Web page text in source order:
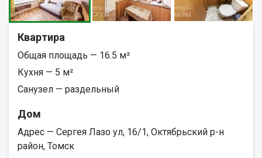
Квартира
Общая площадь — 16.5 м²
Кухня — 5 м²
Санузел — раздельный
Дом
Адрес — Сергея Лазо ул, 16/1, Октябрьский р-н
район, Томск